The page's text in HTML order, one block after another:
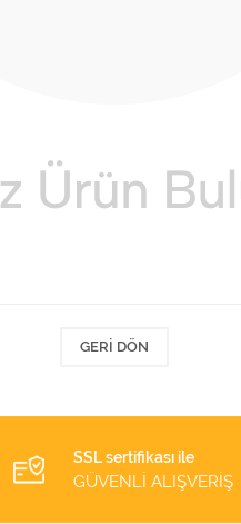
GERI DÖN
SSL sertifikası ile
GÜVENLİ ALIŞVERİŞ